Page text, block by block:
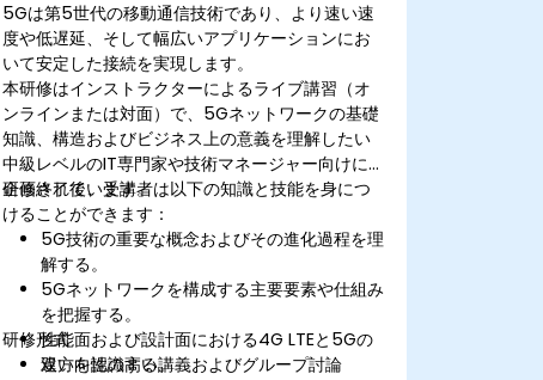
5Gは第5世代の移動通信技術であり、より速い速
度や低遅延、そして幅広いアプリケーションにお
いて安定した接続を実現します。
本研修はインストラクターによるライブ講習（オ
ンラインまたは対面）で、5Gネットワークの基礎
知識、構造およびビジネス上の意義を理解したい
中級レベルのIT専門家や技術マネージャー向けに
企画されています。
研修終了後、受講者は以下の知識と技能を身につ
けることができます：
5G技術の重要な概念およびその進化過程を理
解する。
5Gネットワークを構成する主要要素や仕組み
を把握する。
性能面および設計面における4G LTEと5Gの
違いを認識する。
研修形式
双方向性の高い講義およびグループ討論